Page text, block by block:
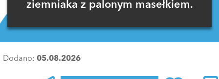
ziemniaka z palonym masełkiem.
Dodano: 05.08.2026